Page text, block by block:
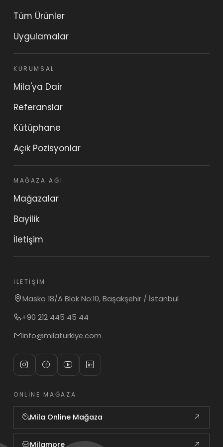
Tüm Ürünler
Uygulamalar
KURUMSAL
Mila'ya Dair
Referanslar
Kütüphane
Açık Pozisyonlar
MAĞAZA AĞI
Mağazalar
Bayilik
İletişim
İLETIŞIM
Masko 18/A Blok No:10, Başakşehir / İstanbul
+90 212 445 45 44
info@milaturkiye.com
ONLINE MAĞAZA
Mila Online Mağaza
Milamore